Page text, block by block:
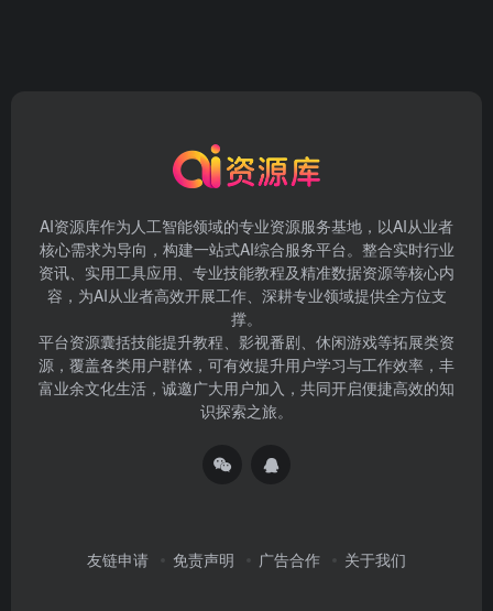
AI资源库作为人工智能领域的专业资源服务基地，以AI从业者
核心需求为导向，构建一站式AI综合服务平台。整合实时行业
资讯、实用工具应用、专业技能教程及精准数据资源等核心内
容，为AI从业者高效开展工作、深耕专业领域提供全方位支
撑。
平台资源囊括技能提升教程、影视番剧、休闲游戏等拓展类资
源，覆盖各类用户群体，可有效提升用户学习与工作效率，丰
富业余文化生活，诚邀广大用户加入，共同开启便捷高效的知
识探索之旅。
友链申请 免责声明 广告合作 关于我们